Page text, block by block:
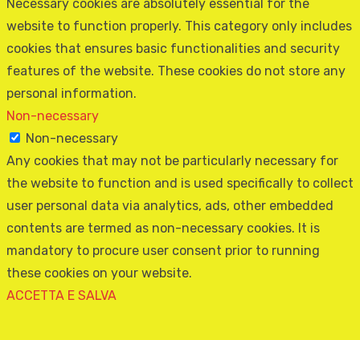
Necessary cookies are absolutely essential for the
website to function properly. This category only includes
cookies that ensures basic functionalities and security
features of the website. These cookies do not store any
personal information.
Non-necessary
Non-necessary
Any cookies that may not be particularly necessary for
the website to function and is used specifically to collect
user personal data via analytics, ads, other embedded
contents are termed as non-necessary cookies. It is
mandatory to procure user consent prior to running
these cookies on your website.
ACCETTA E SALVA